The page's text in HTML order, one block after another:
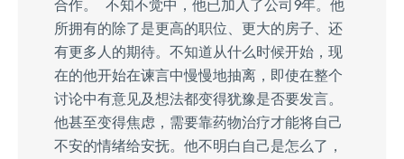
合作。 不知不觉中，他已加入了公司9年。他
所拥有的除了是更高的职位、更大的房子、还
有更多人的期待。不知道从什么时候开始，现
在的他开始在谏言中慢慢地抽离，即使在整个
讨论中有意见及想法都变得犹豫是否要发言。
他甚至变得焦虑，需要靠药物治疗才能将自己
不安的情绪给安抚。他不明白自己是怎么了，